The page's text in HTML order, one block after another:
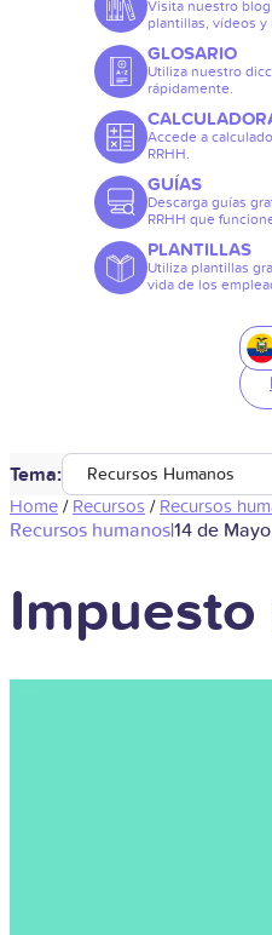
Visita nuestro
plantillas, vídeos y
GLOSARIO
Utiliza nuestro
rápidamente.
Accede a
RRHH.
GUÍAS
Descarga guías
RRHH que
PLANTILLAS
Utiliza plantillas
vida de los
Tema: Recursos Humanos
Home / Recursos / Recursos
Recursos humanos|14 de
Impuesto